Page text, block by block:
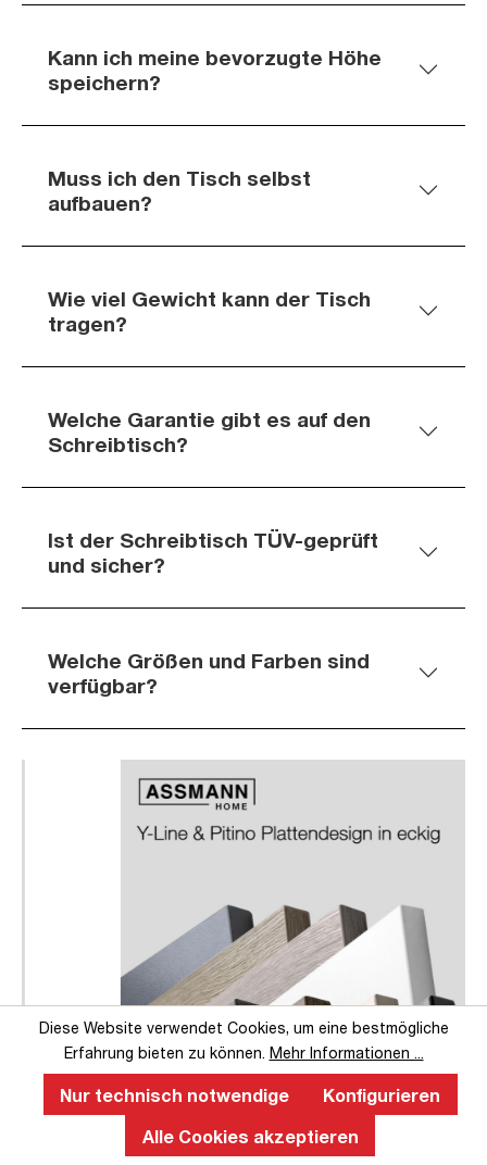
Kann ich meine bevorzugte Höhe
speichern?
Muss ich den Tisch selbst
aufbauen?
Wie viel Gewicht kann der Tisch
tragen?
Welche Garantie gibt es auf den
Schreibtisch?
Ist der Schreibtisch TÜV-geprüft
und sicher?
Welche Größen und Farben sind
verfügbar?
Perfekte Ergonomie an einem
höhenverstellbaren Schreibtisch
Diese Website verwendet Cookies, um eine bestmögliche
Erfahrung bieten zu können. Mehr Informationen ...
Nur technisch notwendige
Konfigurieren
Alle Cookies akzeptieren